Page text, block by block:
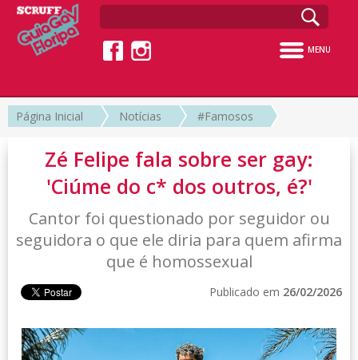
MENU
Página Inicial Notícias #Famosos
Zé Felipe fala sobre ser gay:
'Ciúme do c* dos outros, é?'
Cantor foi questionado por seguidor ou
seguidora o que ele diria para quem afirma
que é homossexual
Publicado em 26/02/2026